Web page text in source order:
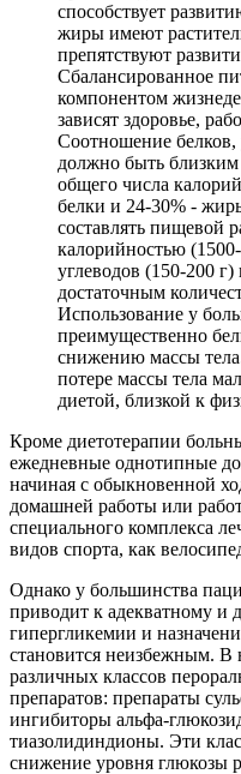
способствует
жиры имеют
препятствуют
Сбалансированное
компонентом
зависят здоровье,
Соотношение
должно быть
общего числа
белки и 24-30% -
составлять пищевой
калорийностью
углеводов (150-200
достаточным
Использование у
преимущественно
снижению массы
потере массы тела
диетой, близкой к
Кроме диетотерапии
ежедневные однотипные
начиная с обыкновенной
домашней работы или
специального комплекса
видов спорта, как
Однако у большинства
приводит к адекватному и
гипергликемии и
становится неизбежным. В
различных классов
препаратов: препараты
ингибиторы альфа-
тиазолидиндионы. Эти
снижение уровня глюкозы